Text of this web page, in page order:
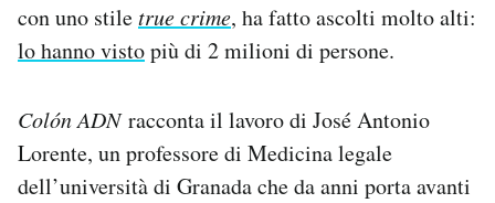
con uno stiletrue crime, ha fatto ascolti molto alti:
lo hanno vistopiù di 2 milioni di persone.
Colón ADNracconta il lavoro di José Antonio
Lorente, un professore di Medicina legale
dell’università di Granada che da anni porta avanti